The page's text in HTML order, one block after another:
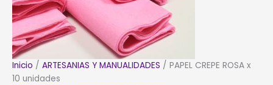
Inicio / ARTESANIAS Y MANUALIDADES / PAPEL CREPE ROSA x
10 unidades